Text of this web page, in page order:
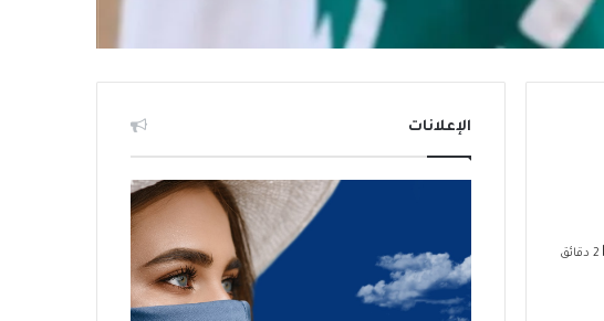
الإعلانات